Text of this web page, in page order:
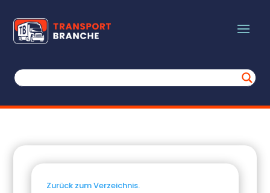
Zurück zum Verzeichnis.